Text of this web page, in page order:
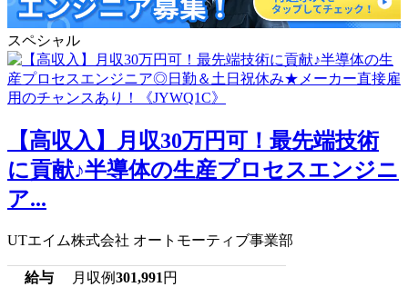
スペシャル
【高収入】月収30万円可！最先端技術
に貢献♪半導体の生産プロセスエンジニ
ア...
UTエイム株式会社 オートモーティブ事業部
給与 月収例301,991 円